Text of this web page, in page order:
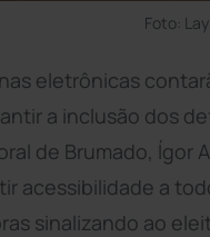
Foto:
eletrônicas
a inclusão dos
de Brumado, Ígor
acessibilidade a
sinalizando ao